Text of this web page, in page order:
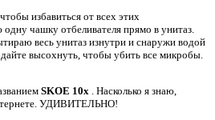
избавиться от всех этих
чашку отбеливателя прямо в унитаз.
весь унитаз изнутри и снаружи водой
высохнуть, чтобы убить все микробы.
SKOE 10x
. Насколько я знаю,
УДИВИТЕЛЬНО!